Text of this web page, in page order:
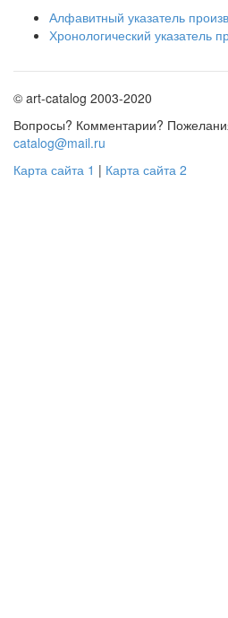
Алфавитный указатель
Хронологический указатель
© art-catalog 2003-2020
Вопросы? Комментарии?
catalog@mail.ru
Карта сайта 1 | Карта сайта 2